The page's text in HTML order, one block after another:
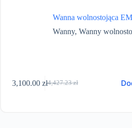
Wanna wolnostojąca
Wanny,Wanny
4,427.23zł
Pierwotna
3,100.00 złAktualna